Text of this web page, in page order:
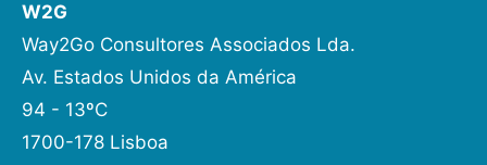
W2G
Way2Go Consultores Associados Lda.
Av. Estados Unidos da América
94 - 13ºC
1700-178 Lisboa